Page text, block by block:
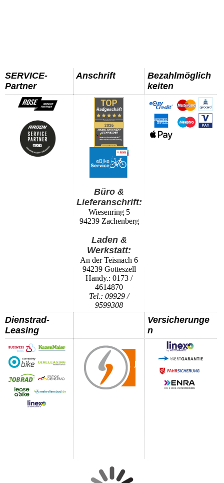
SERVICE-
Partner
Anschrift
Bezahlmöglich
keiten
Büro &
Lieferanschrift:
Wiesenring 5
94239 Zachenberg
Laden &
Werkstatt:
An der Teisnach 6
94239 Gotteszell
Handy.: 0173 /
4614870
Tel.: 09929 /
9599308
Dienstrad-
Leasing
Versicherunge
n